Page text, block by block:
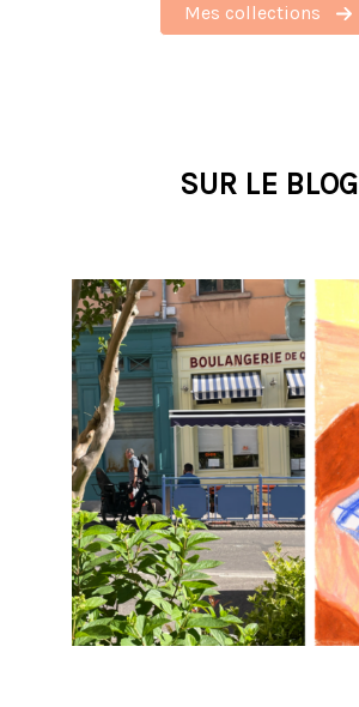
Mes collections
SUR LE BLOG